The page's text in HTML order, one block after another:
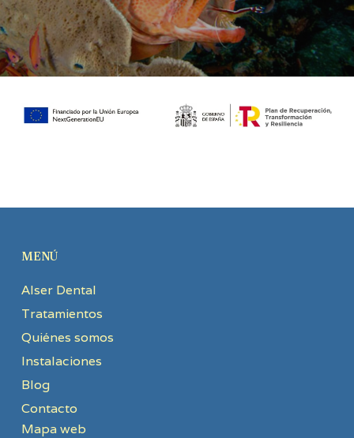
MENÚ
Alser Dental
Tratamientos
Quiénes somos
Instalaciones
Blog
Contacto
Mapa web